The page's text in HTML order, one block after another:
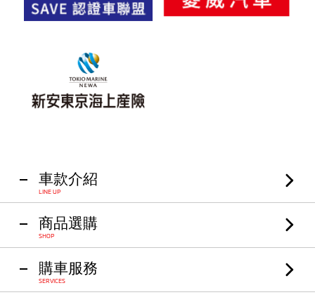
車款介紹
LINE UP
商品選購
SHOP
購車服務
SERVICES